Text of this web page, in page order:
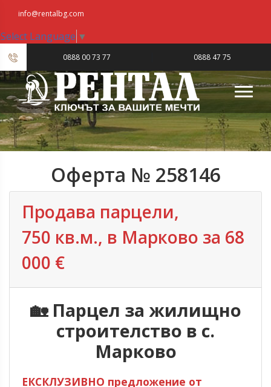
info@rentalbg.com
Select Language ▼
0888 00 73 77 0888 47 75
23
Оферта № 258146
Продава парцели,
750 кв.м., в Марково за 68
000 €
🏡 Парцел за жилищно
строителство в с.
Марково
ЕКСКЛУЗИВНО предложение от